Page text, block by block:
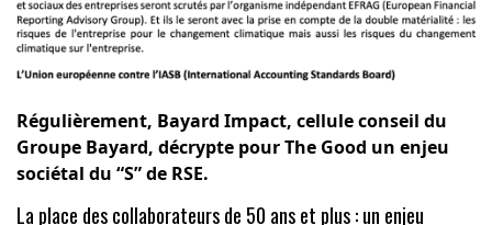
Régulièrement, Bayard Impact, cellule conseil du
Groupe Bayard, décrypte pour The Good un enjeu
sociétal du “S” de RSE.
La place des collaborateurs de 50 ans et plus : un enjeu